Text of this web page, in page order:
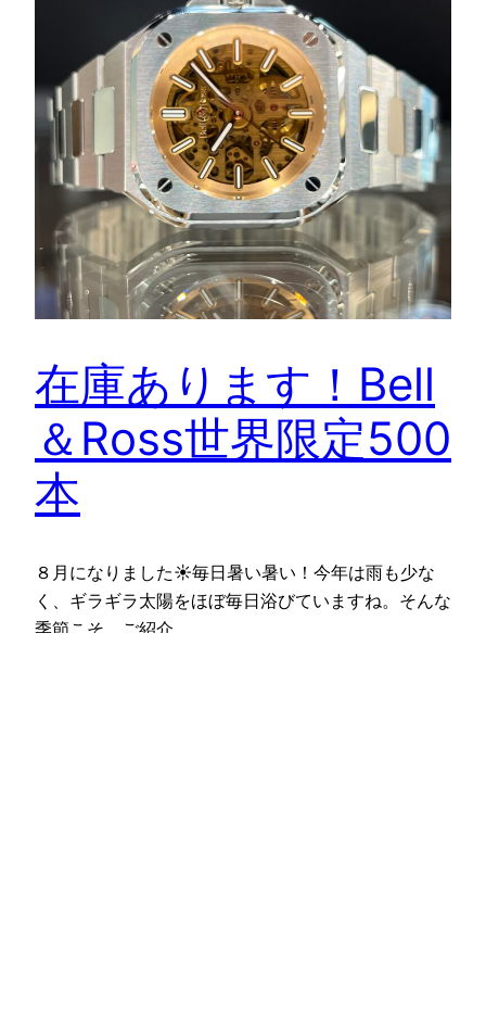
在庫あります！Bell
＆Ross世界限定500
本
８月になりました☀毎日暑い暑い！今年は雨も少な
く、ギラギラ太陽をほぼ毎日浴びていますね。そんな
季節こそ、ご紹介…